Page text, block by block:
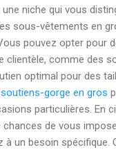
niche qui vous
sous-vêtements en
pouvez opter pour
clientèle, comme des
optimal pour des
gorge en gros
particulières. En
de vous
à un besoin spécifique.